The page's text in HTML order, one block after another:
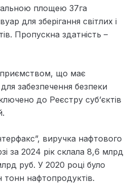
площею 37га
для зберігання світлих і
Пропускна здатність –
що має
забезпечення безпеки
до Реєстру суб’єктів
виручка нафтового
за 2024 рік склала 8,6 млрд
руб. У 2020 році було
нафтопродуктів.